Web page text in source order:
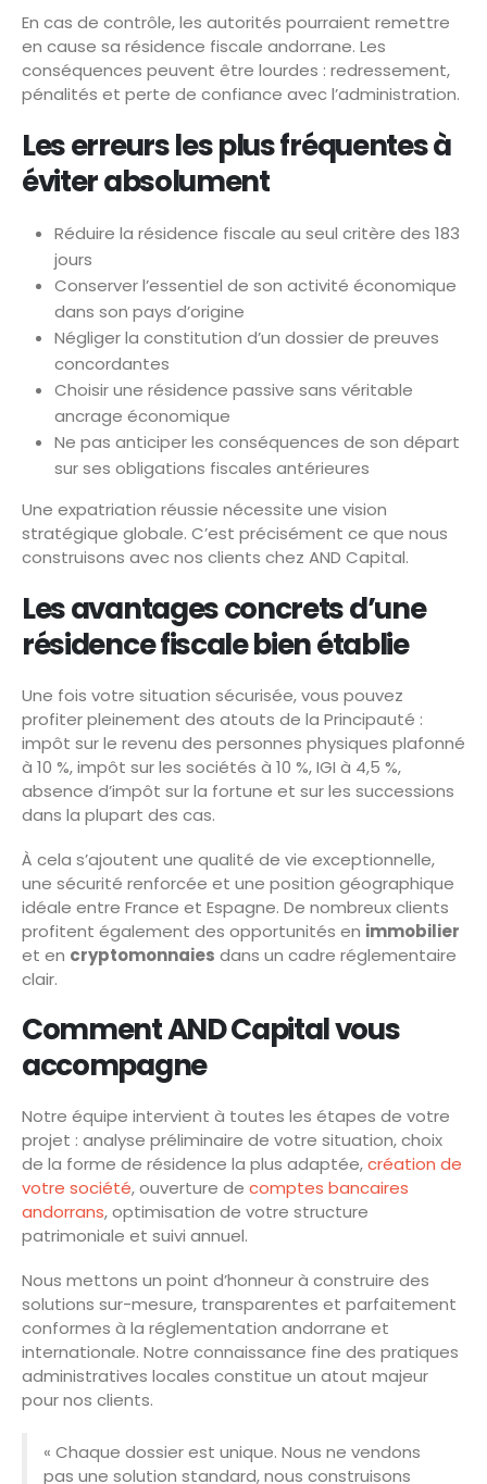
En cas de contrôle, les autorités pourraient remettre
en cause sa résidence fiscale andorrane. Les
conséquences peuvent être lourdes : redressement,
pénalités et perte de confiance avec l’administration.
Les erreurs les plus fréquentes à
éviter absolument
Réduire la résidence fiscale au seul critère des 183
jours
Conserver l’essentiel de son activité économique
dans son pays d’origine
Négliger la constitution d’un dossier de preuves
concordantes
Choisir une résidence passive sans véritable
ancrage économique
Ne pas anticiper les conséquences de son départ
sur ses obligations fiscales antérieures
Une expatriation réussie nécessite une vision
stratégique globale. C’est précisément ce que nous
construisons avec nos clients chez AND Capital.
Les avantages concrets d’une
résidence fiscale bien établie
Une fois votre situation sécurisée, vous pouvez
profiter pleinement des atouts de la Principauté :
impôt sur le revenu des personnes physiques plafonné
à 10 %, impôt sur les sociétés à 10 %, IGI à 4,5 %,
absence d’impôt sur la fortune et sur les successions
dans la plupart des cas.
À cela s’ajoutent une qualité de vie exceptionnelle,
une sécurité renforcée et une position géographique
idéale entre France et Espagne. De nombreux clients
profitent également des opportunités en immobilier
et en cryptomonnaies dans un cadre réglementaire
clair.
Comment AND Capital vous
accompagne
Notre équipe intervient à toutes les étapes de votre
projet : analyse préliminaire de votre situation, choix
de la forme de résidence la plus adaptée,création de
votre société, ouverture de comptes bancaires
andorrans, optimisation de votre structure
patrimoniale et suivi annuel.
Nous mettons un point d’honneur à construire des
solutions sur-mesure, transparentes et parfaitement
conformes à la réglementation andorrane et
internationale. Notre connaissance fine des pratiques
administratives locales constitue un atout majeur
pour nos clients.
« Chaque dossier est unique. Nous ne vendons
pas une solution standard, nous construisons